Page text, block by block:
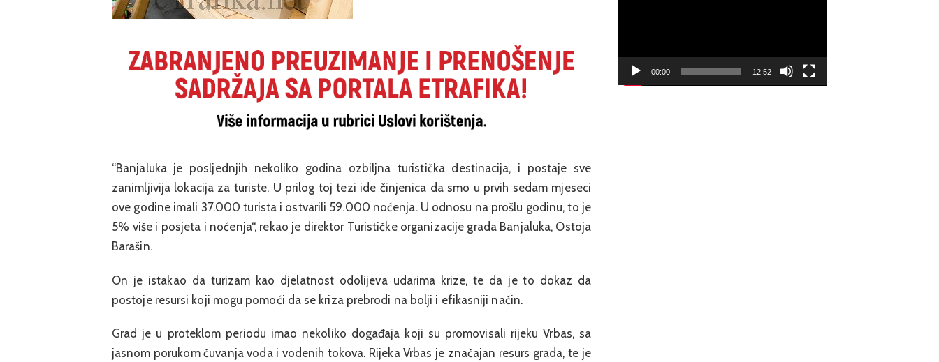
“Banjaluka je posljednjih nekoliko godina ozbiljna turistička destinacija, i postaje sve
zanimljivija lokacija za turiste. U prilog toj tezi ide činjenica da smo u prvih sedam mjeseci
ove godine imali 37.000 turista i ostvarili 59.000 noćenja. U odnosu na prošlu godinu, to je
5% više i posjeta i noćenja“, rekao je direktor Turističke organizacije grada Banjaluka, Ostoja
Barašin.
On je istakao da turizam kao djelatnost odolijeva udarima krize, te da je to dokaz da
postoje resursi koji mogu pomoći da se kriza prebrodi na bolji i efikasniji način.
Grad je u proteklom periodu imao nekoliko događaja koji su promovisali rijeku Vrbas, sa
jasnom porukom čuvanja voda i vodenih tokova. Rijeka Vrbas je značajan resurs grada, te je
00:00 12:52